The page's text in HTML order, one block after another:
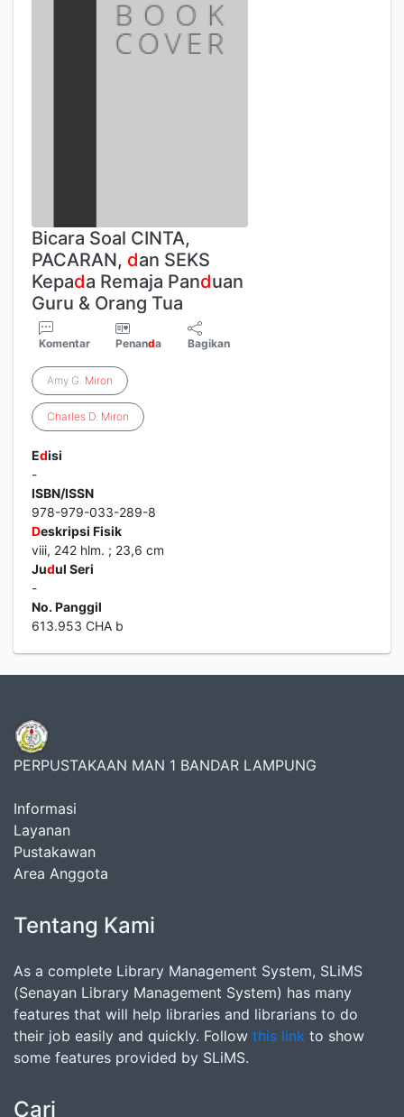
Bicara Soal CINTA,
PACARAN, dan SEKS
Kepada Remaja Panduan
Guru & Orang Tua
Komentar Penanda Bagikan
Amy G. Miron
Charles D. Miron
Edisi
-
ISBN/ISSN
978-979-033-289-8
Deskripsi Fisik
viii, 242 hlm. ; 23,6 cm
Judul Seri
-
No. Panggil
613.953 CHA b
PERPUSTAKAAN MAN 1 BANDAR LAMPUNG
Informasi
Layanan
Pustakawan
Area Anggota
Tentang Kami
As a complete Library Management System, SLiMS
(Senayan Library Management System) has many
features that will help libraries and librarians to do
their job easily and quickly. Follow this link to show
some features provided by SLiMS.
Cari